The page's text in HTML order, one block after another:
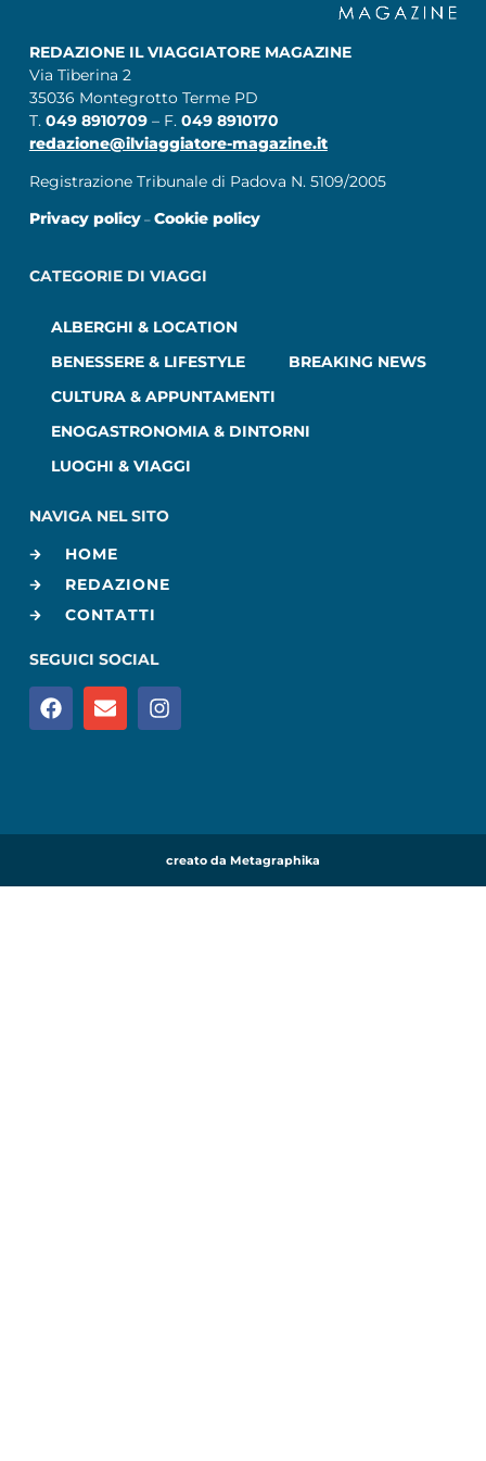
REDAZIONE IL VIAGGIATORE MAGAZINE
Via Tiberina 2
35036 Montegrotto Terme PD
T. 049 8910709 – F. 049 8910170
redazione@ilviaggiatore-magazine.it
Registrazione Tribunale di Padova N. 5109/2005
Privacy policy– Cookie policy
CATEGORIE DI VIAGGI
ALBERGHI & LOCATION
BENESSERE & LIFESTYLE
BREAKING NEWS
CULTURA & APPUNTAMENTI
ENOGASTRONOMIA & DINTORNI
LUOGHI & VIAGGI
NAVIGA NEL SITO
HOME
REDAZIONE
CONTATTI
SEGUICI SOCIAL
creato da Metagraphika